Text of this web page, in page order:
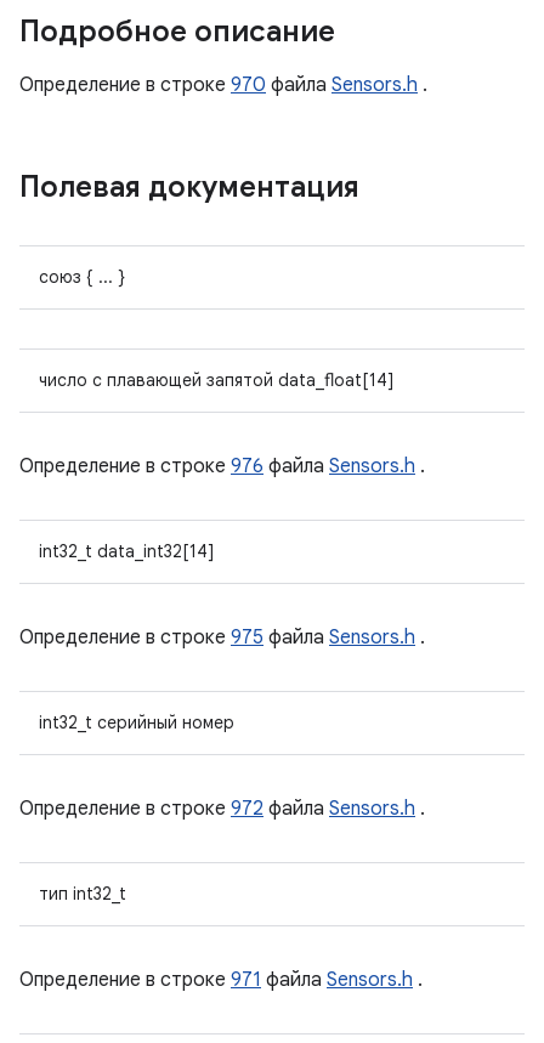
Подробное описание
Определение в строке 970 файла Sensors.h .
Полевая документация
союз { ... }
число с плавающей запятой data_float[14]
Определение в строке 976 файла Sensors.h .
int32_t data_int32[14]
Определение в строке 975 файла Sensors.h .
int32_t серийный номер
Определение в строке 972 файла Sensors.h .
тип int32_t
Определение в строке 971 файла Sensors.h .